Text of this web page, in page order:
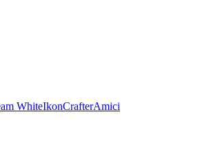
WhiteIkonCrafterAmici